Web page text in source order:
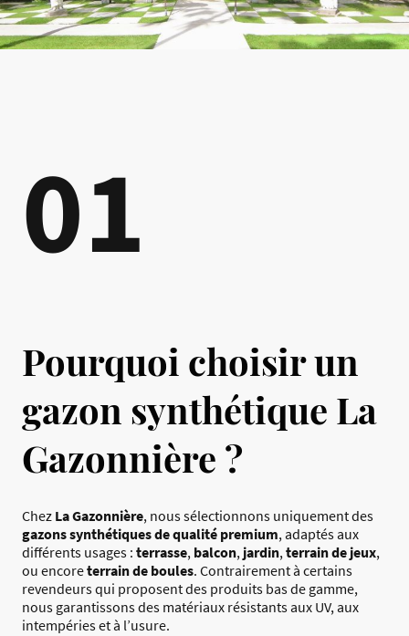
01
Pourquoi choisir un
gazon synthétique La
Gazonnière ?
Chez La Gazonnière, nous sélectionnons uniquement des
gazons synthétiques de qualité premium, adaptés aux
différents usages : terrasse, balcon, jardin,terrain de jeux,
ou encoreterrain de boules. Contrairement à certains
revendeurs qui proposent des produits bas de gamme,
nous garantissons des matériaux résistants aux UV, aux
intempéries et à l’usure.